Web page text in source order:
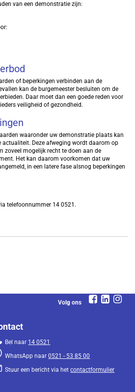
van een demonstratie zijn:
of beperkingen verbinden aan de
kan de burgemeester besluiten om de
Daar moet dan een goede reden voor
veiligheid of gezondheid.
waaronder uw demonstratie plaats kan
actualiteit. Deze afweging wordt daarom op
zoveel mogelijk recht te doen aan de
Het kan daarom voorkomen dat uw
in een latere fase alsnog beperkingen
telefoonnummer 14 0521.
Volg ons
Bel naar 14 0521
WhatsApp naar0521 - 53 85 00
Stuur een bericht via hetcontactformulier